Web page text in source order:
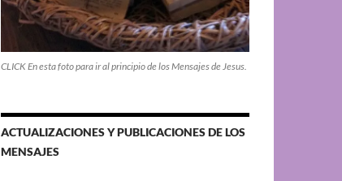
CLICK En esta foto para ir al principio de los Mensajes de Jesus.
ACTUALIZACIONES Y PUBLICACIONES DE LOS
MENSAJES